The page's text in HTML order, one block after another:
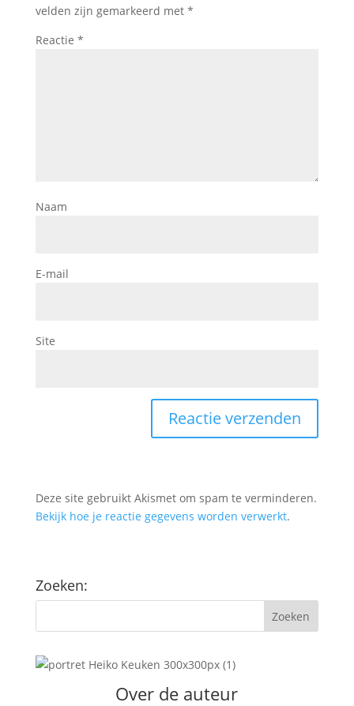
velden zijn gemarkeerd met *
Reactie *
Naam
E-mail
Site
Deze site gebruikt Akismet om spam te verminderen.
Bekijk hoe je reactie gegevens worden verwerkt.
Zoeken:
Over de auteur